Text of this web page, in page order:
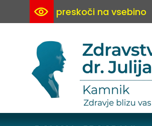
preskoči na vsebino